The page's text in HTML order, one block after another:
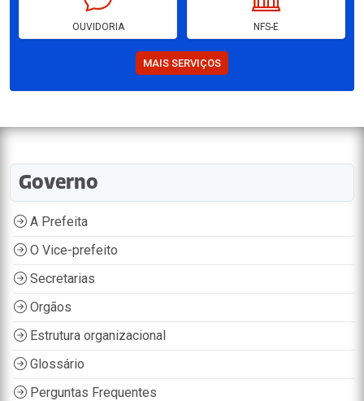
OUVIDORIA NFS-E
MAIS SERVIÇOS
Governo
A Prefeita
O Vice-prefeito
Secretarias
Orgãos
Estrutura organizacional
Glossário
Perguntas Frequentes